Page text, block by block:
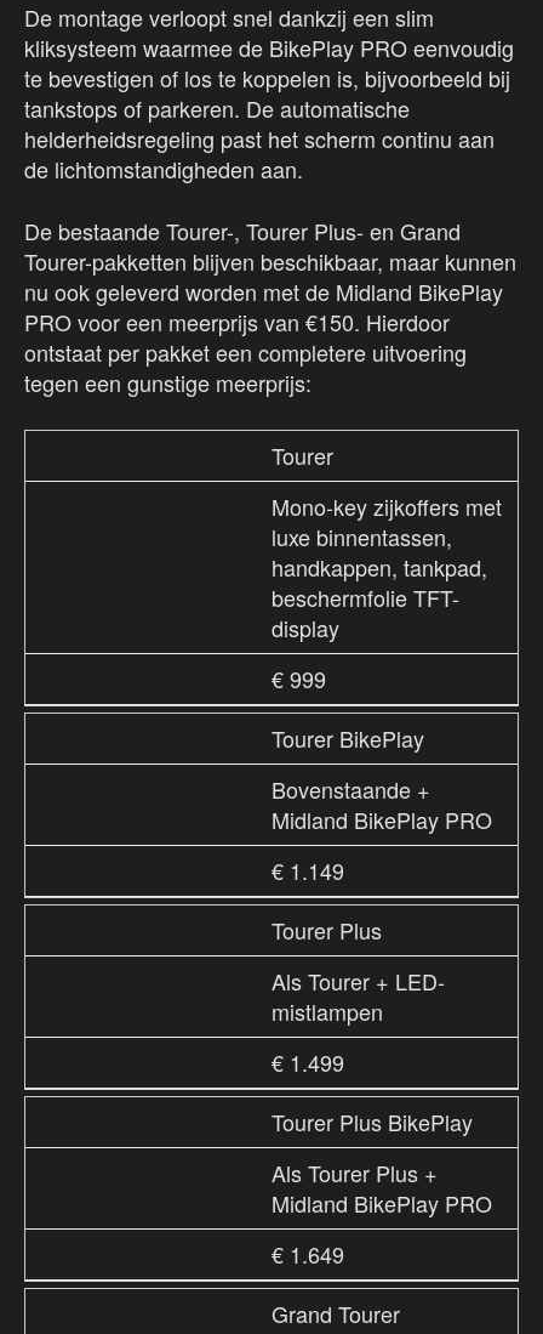
De montage verloopt snel dankzij een slim
kliksysteem waarmee de BikePlay PRO eenvoudig
te bevestigen of los te koppelen is, bijvoorbeeld bij
tankstops of parkeren. De automatische
helderheidsregeling past het scherm continu aan
de lichtomstandigheden aan.
De bestaande Tourer-, Tourer Plus- en Grand
Tourer-pakketten blijven beschikbaar, maar kunnen
nu ook geleverd worden met de Midland BikePlay
PRO voor een meerprijs van €150. Hierdoor
ontstaat per pakket een completere uitvoering
tegen een gunstige meerprijs:
Tourer
Mono-key zijkoffers met
luxe binnentassen,
handkappen, tankpad,
beschermfolie TFT-
display
€ 999
Tourer BikePlay
Bovenstaande +
Midland BikePlay PRO
€ 1.149
Tourer Plus
Als Tourer + LED-
mistlampen
€ 1.499
Tourer Plus BikePlay
Als Tourer Plus +
Midland BikePlay PRO
€ 1.649
Grand Tourer